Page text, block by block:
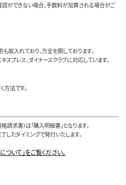
ができない場合、手数料が加算される場合がご
取入れており、万全を期しております。
スプレス、ダイナースクラブに対応しています。
方法です。
請求書）は「購入明細書」となります。
たタイミングで発行いたします。
いて」をご覧ください。